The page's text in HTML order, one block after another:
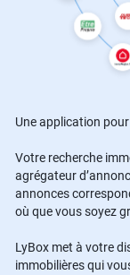
Une application
Votre recherche
agrégateur
annonces
où que vous soyez
LyBox met à votre
immobilières qui